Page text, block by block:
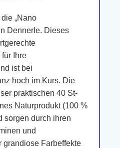
„Nano
Dennerle. Dieses
Ihre
ist bei
hoch im Kurs. Die
praktischen 40 St-
Naturprodukt (100 %
sorgen durch ihren
und
grandiose Farbeffekte